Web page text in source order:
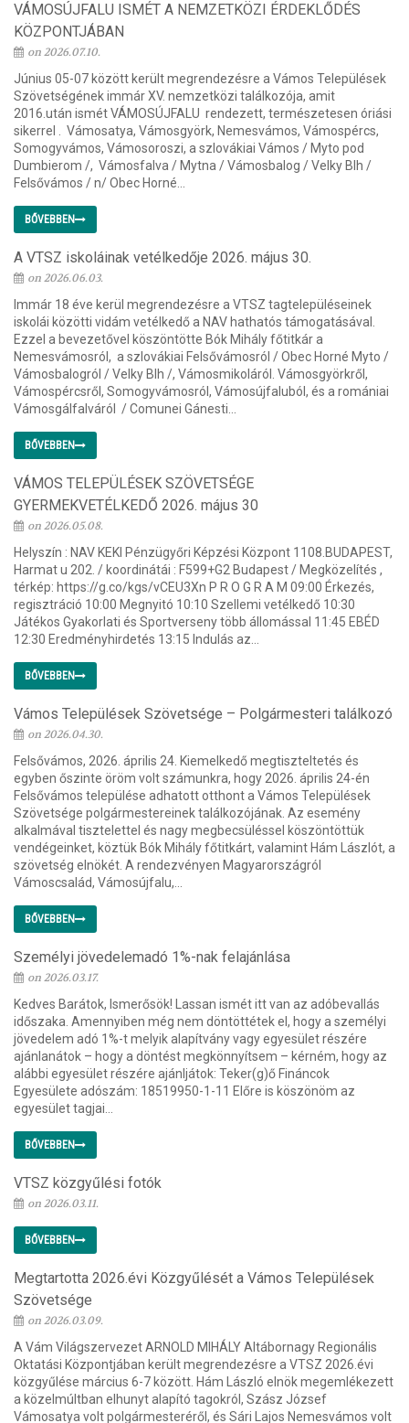
VÁMOSÚJFALU ISMÉT A NEMZETKÖZI ÉRDEKLŐDÉS
KÖZPONTJÁBAN
on 2026.07.10.
Június 05-07 között került megrendezésre a Vámos Települések
Szövetségének immár XV. nemzetközi találkozója, amit
2016.után ismét VÁMOSÚJFALU rendezett, természetesen óriási
sikerrel . Vámosatya, Vámosgyörk, Nemesvámos, Vámospércs,
Somogyvámos, Vámosoroszi, a szlovákiai Vámos / Myto pod
Dumbierom /, Vámosfalva / Mytna / Vámosbalog / Velky Blh /
Felsővámos / n/ Obec Horné...
BŐVEBBEN
A VTSZ iskoláinak vetélkedője 2026. május 30.
on 2026.06.03.
Immár 18 éve kerül megrendezésre a VTSZ tagtelepüléseinek
iskolái közötti vidám vetélkedő a NAV hathatós támogatásával.
Ezzel a bevezetővel köszöntötte Bók Mihály főtitkár a
Nemesvámosról, a szlovákiai Felsővámosról / Obec Horné Myto /
Vámosbalogról / Velky Blh /, Vámosmikoláról. Vámosgyörkről,
Vámospércsről, Somogyvámosról, Vámosújfaluból, és a romániai
Vámosgálfalváról / Comunei Gánesti...
BŐVEBBEN
VÁMOS TELEPÜLÉSEK SZÖVETSÉGE
GYERMEKVETÉLKEDŐ 2026. május 30
on 2026.05.08.
Helyszín : NAV KEKI Pénzügyőri Képzési Központ 1108.BUDAPEST,
Harmat u 202. / koordinátái : F599+G2 Budapest / Megközelítés ,
térkép: https://g.co/kgs/vCEU3Xn P R O G R A M 09:00 Érkezés,
regisztráció 10:00 Megnyitó 10:10 Szellemi vetélkedő 10:30
Játékos Gyakorlati és Sportverseny több állomással 11:45 EBÉD
12:30 Eredményhirdetés 13:15 Indulás az...
BŐVEBBEN
Vámos Települések Szövetsége – Polgármesteri találkozó
on 2026.04.30.
Felsővámos, 2026. április 24. Kiemelkedő megtiszteltetés és
egyben őszinte öröm volt számunkra, hogy 2026. április 24-én
Felsővámos települése adhatott otthont a Vámos Települések
Szövetsége polgármestereinek találkozójának. Az esemény
alkalmával tisztelettel és nagy megbecsüléssel köszöntöttük
vendégeinket, köztük Bók Mihály főtitkárt, valamint Hám Lászlót, a
szövetség elnökét. A rendezvényen Magyarországról
Vámoscsalád, Vámosújfalu,...
BŐVEBBEN
Személyi jövedelemadó 1%-nak felajánlása
on 2026.03.17.
Kedves Barátok, Ismerősök! Lassan ismét itt van az adóbevallás
időszaka. Amennyiben még nem döntöttétek el, hogy a személyi
jövedelem adó 1%-t melyik alapítvány vagy egyesület részére
ajánlanátok – hogy a döntést megkönnyítsem – kérném, hogy az
alábbi egyesület részére ajánljátok: Teker(g)ő Fináncok
Egyesülete adószám: 18519950-1-11 Előre is köszönöm az
egyesület tagjai...
BŐVEBBEN
VTSZ közgyűlési fotók
on 2026.03.11.
BŐVEBBEN
Megtartotta 2026.évi Közgyűlését a Vámos Települések
Szövetsége
on 2026.03.09.
A Vám Világszervezet ARNOLD MIHÁLY Altábornagy Regionális
Oktatási Központjában került megrendezésre a VTSZ 2026.évi
közgyűlése március 6-7 között. Hám László elnök megemlékezett
a közelmúltban elhunyt alapító tagokról, Szász József
Vámosatya volt polgármesteréről, és Sári Lajos Nemesvámos volt